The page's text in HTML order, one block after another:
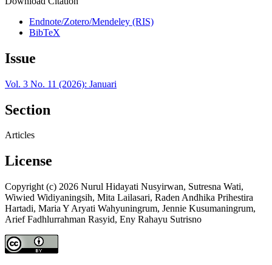
Endnote/Zotero/Mendeley (RIS)
BibTeX
Issue
Vol. 3 No. 11 (2026): Januari
Section
Articles
License
Copyright (c) 2026 Nurul Hidayati Nusyirwan, Sutresna Wati,
Wiwied Widiyaningsih, Mita Lailasari, Raden Andhika Prihestira
Hartadi, Maria Y Aryati Wahyuningrum, Jennie Kusumaningrum,
Arief Fadhlurrahman Rasyid, Eny Rahayu Sutrisno